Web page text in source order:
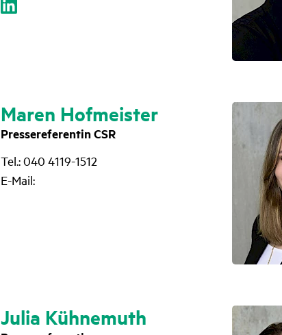
Maren Hofmeister
Pres­se­re­fe­rentin CSR
Tel.: 040 4119-1512
E-Mail:
Julia Kühnemuth